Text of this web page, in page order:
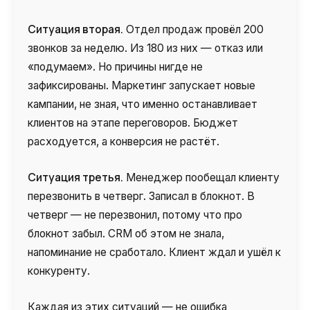
Ситуация вторая. Отдел продаж провёл 200
звонков за неделю. Из 180 из них — отказ или
«подумаем». Но причины нигде не
зафиксированы. Маркетинг запускает новые
кампании, не зная, что именно останавливает
клиентов на этапе переговоров. Бюджет
расходуется, а конверсия не растёт.
Ситуация третья. Менеджер пообещал клиенту
перезвонить в четверг. Записал в блокнот. В
четверг — не перезвонил, потому что про
блокнот забыл. CRM об этом не знала,
напоминание не сработало. Клиент ждал и ушёл к
конкуренту.
Каждая из этих ситуаций — не ошибка